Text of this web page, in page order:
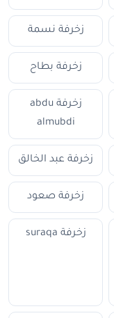
زخرفة نسمة
زخرفة بطاح
زخرفة abdu
almubdi
زخرفة عبد الخالق
زخرفة صعود
زخرفة suraqa